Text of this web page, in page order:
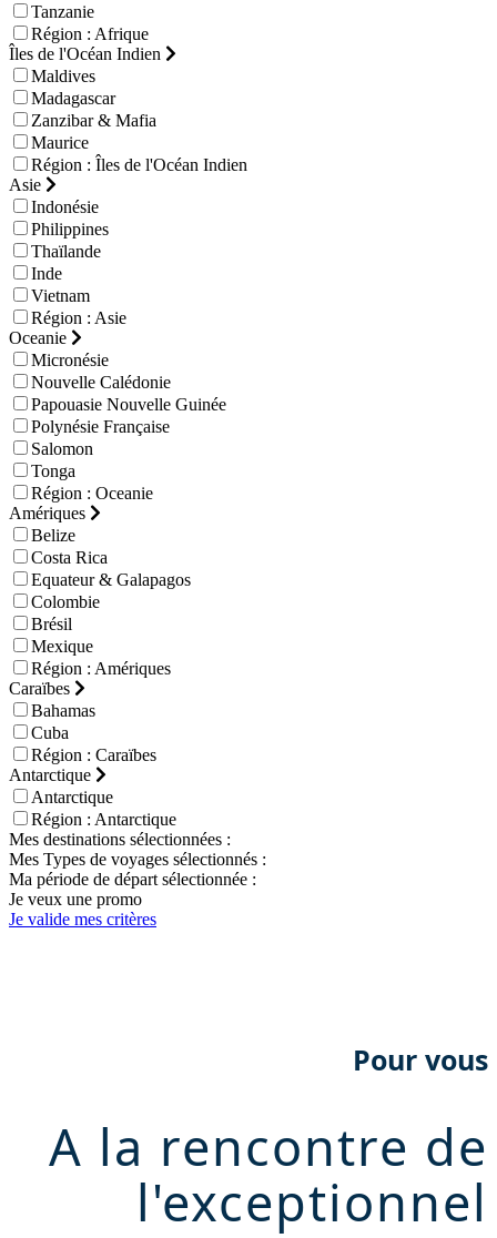
Tanzanie
Région : Afrique
Îles de l'Océan Indien
Maldives
Madagascar
Zanzibar & Mafia
Maurice
Région : Îles de l'Océan Indien
Asie
Indonésie
Philippines
Thaïlande
Inde
Vietnam
Région : Asie
Oceanie
Micronésie
Nouvelle Calédonie
Papouasie Nouvelle Guinée
Polynésie Française
Salomon
Tonga
Région : Oceanie
Amériques
Belize
Costa Rica
Equateur & Galapagos
Colombie
Brésil
Mexique
Région : Amériques
Caraïbes
Bahamas
Cuba
Région : Caraïbes
Antarctique
Antarctique
Région : Antarctique
Mes destinations sélectionnées :
Mes Types de voyages sélectionnés :
Ma période de départ sélectionnée :
Je veux une promo
Je valide mes critères
Pour vous
A la rencontre de
l'exceptionnel